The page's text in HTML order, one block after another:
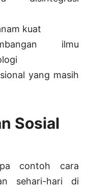
kuat
ilmu
yang masih
Sosial
contoh cara
sehari-hari di